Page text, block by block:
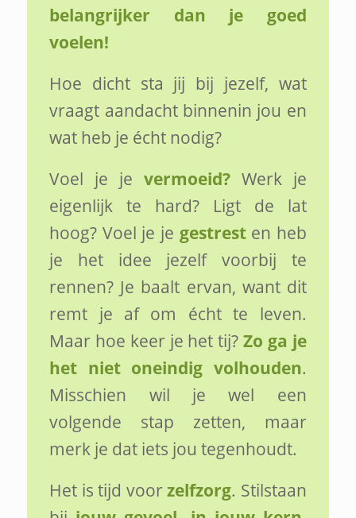
belangrijker dan je goed
voelen!
Hoe dicht sta jij bij jezelf, wat
vraagt aandacht binnenin jou en
wat heb je écht nodig?
Voel je je vermoeid?Werk je
eigenlijk te hard? Ligt de lat
hoog? Voel je je gestresten heb
je het idee jezelf voorbij te
rennen? Je baalt ervan, want dit
remt je af om écht te leven.
Maar hoe keer je het tij?Zo ga je
het niet oneindig volhouden.
Misschien wil je wel een
volgende stap zetten, maar
merk je dat iets jou tegenhoudt.
Het is tijd voorzelfzorg. Stilstaan